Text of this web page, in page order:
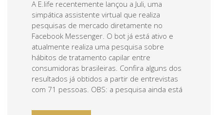
A E.life recentemente lançou a Juli, uma
simpática assistente virtual que realiza
pesquisas de mercado diretamente no
Facebook Messenger. O bot já está ativo e
atualmente realiza uma pesquisa sobre
hábitos de tratamento capilar entre
consumidoras brasileiras. Confira alguns dos
resultados já obtidos a partir de entrevistas
com 71 pessoas. OBS: a pesquisa ainda está